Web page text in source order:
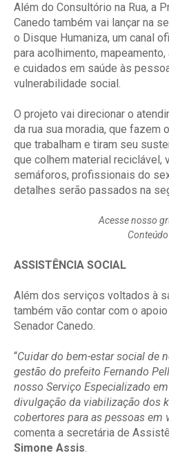
Além do Consultório na Rua, a
Canedo também vai lançar na
o Disque Humaniza, um canal
para acolhimento,
e cuidados em saúde às
vulnerabilidade social.
O projeto vai direcionar o
da rua sua moradia, que fazem
que trabalham e tiram seu
que colhem material reciclável,
semáforos, profissionais do
detalhes serão passados na
Acesse nosso
ASSISTÊNCIA SOCIAL
Além dos serviços voltados à
também vão contar com o
Senador Canedo.
“Cuidar do bem-estar social de
gestão do prefeito Fernando
nosso Serviço Especializado
divulgação da viabilização dos
cobertores para as pessoas em
comenta a secretária de
Simone Assis.